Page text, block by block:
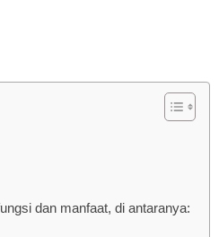
dan manfaat, di antaranya: